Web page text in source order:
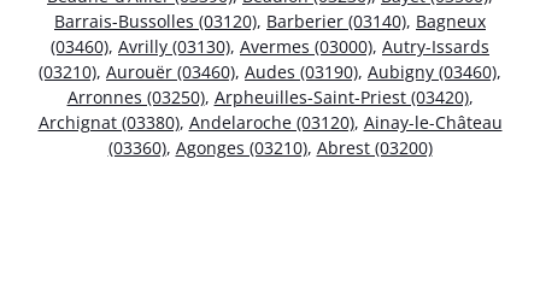
Barrais-Bussolles (03120), Barberier (03140), Bagneux
(03460), Avrilly (03130), Avermes (03000), Autry-Issards
(03210), Aurouër (03460), Audes (03190), Aubigny (03460),
Arronnes (03250), Arpheuilles-Saint-Priest (03420),
Archignat (03380), Andelaroche (03120), Ainay-le-Château
(03360), Agonges (03210), Abrest (03200)